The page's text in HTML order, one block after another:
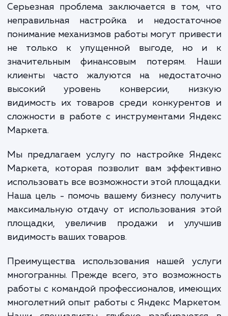
грамотной настройки и
управления эти возможности могут
нереализованными.
Серьезная проблема заключается в том,
неправильная настройка и
понимание механизмов работы могут
не только к упущенной выгоде, но
значительным финансовым потерям.
высокий уровень конверсии,
видимость их товаров среди
сложности в работе с инструментами
Маркета.
Мы предлагаем услугу по настройке
использовать все возможности этой
Наша цель - помочь вашему бизнесу
максимальную отдачу от использования
площадки, увеличив продажи и